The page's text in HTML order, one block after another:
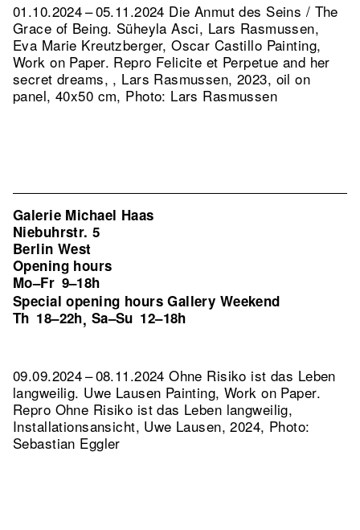
01.10.2024 – 05.11.2024 Die Anmut des Seins / The
Grace of Being. Süheyla Asci, Lars Rasmussen,
Eva Marie Kreutzberger, Oscar Castillo Painting,
Work on Paper. Repro Felicite et Perpetue and her
secret dreams, , Lars Rasmussen, 2023, oil on
panel, 40x50 cm, Photo: Lars Rasmussen
Galerie Michael Haas
Niebuhrstr. 5
Berlin West
Opening hours
Mo–Fr 9–18h
Special opening hours Gallery Weekend
Th 18–22h, Sa–Su 12–18h
09.09.2024 – 08.11.2024 Ohne Risiko ist das Leben
langweilig. Uwe Lausen Painting, Work on Paper.
Repro Ohne Risiko ist das Leben langweilig,
Installationsansicht, Uwe Lausen, 2024, Photo:
Sebastian Eggler